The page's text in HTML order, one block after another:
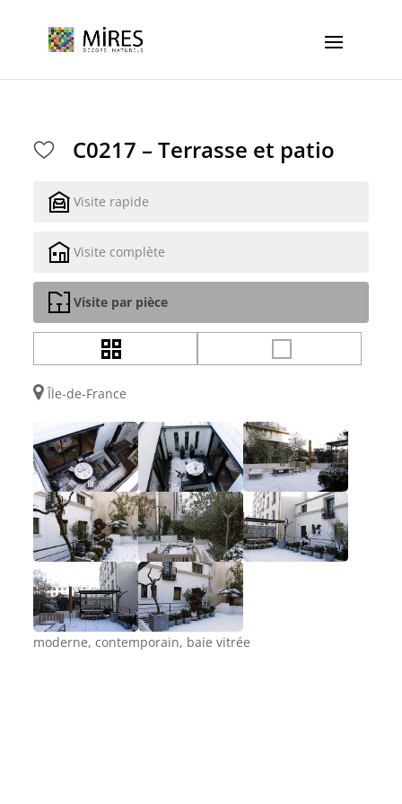
C0217 – Terrasse et patio
Visite rapide
Visite complète
Visite par pièce
Île-de-France
moderne, contemporain, baie vitrée